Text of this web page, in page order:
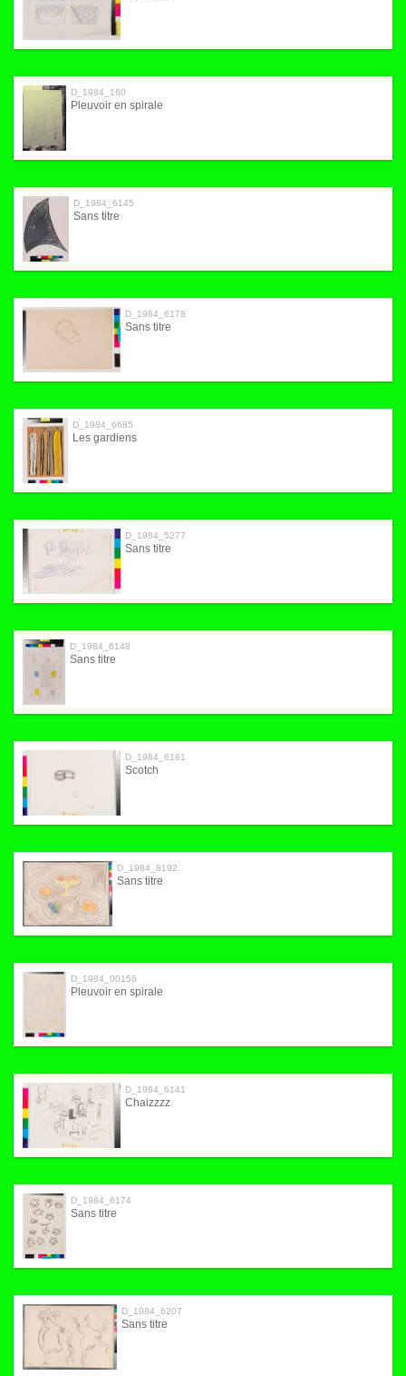
D_1984_160
Pleuvoir en spirale
D_1984_6145
Sans titre
D_1984_6178
Sans titre
D_1984_6685
Les gardiens
D_1984_5277
Sans titre
D_1984_6148
Sans titre
D_1984_6181
Scotch
D_1984_8192
Sans titre
D_1984_00156
Pleuvoir en spirale
D_1984_6141
Chaizzzz
D_1984_6174
Sans titre
D_1984_6207
Sans titre